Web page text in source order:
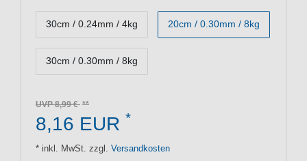
30cm / 0.24mm / 4kg 20cm / 0.30mm / 8kg
30cm / 0.30mm / 8kg
UVP 8,99 €
8,16 EUR *
* inkl. MwSt. zzgl. Versandkosten